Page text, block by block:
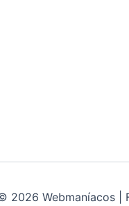
2026 Webmaníacos |